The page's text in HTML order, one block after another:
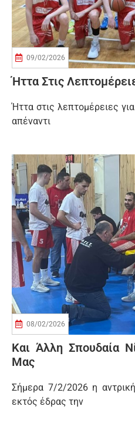
09/02/2026
Ήττα Στις
Ήττα στις λεπτομέρειες
απέναντι
08/02/2026
Και Άλλη Σπουδαία
Μας
Σήμερα 7/2/2026 η
εκτός έδρας την